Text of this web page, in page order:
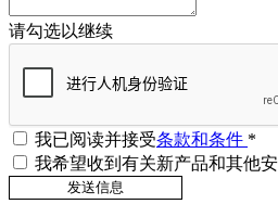
请勾选以继续
我已阅读并接受条款和条件 *
我希望收到有关新产品和其他